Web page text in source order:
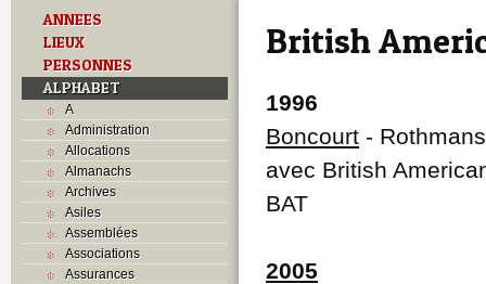
ANNEES
LIEUX
PERSONNES
ALPHABET
A
Administration
Allocations
Almanachs
Archives
Asiles
Assemblées
Associations
Assurances
British
1996
Boncourt -
avec British
BAT
2005